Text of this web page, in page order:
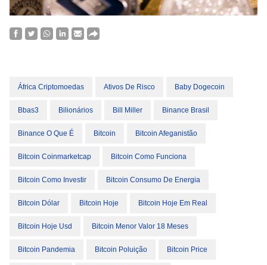
África Criptomoedas Ativos De Risco Baby Dogecoin
Bbas3 Bilionários Bill Miller Binance Brasil
Binance O Que É Bitcoin Bitcoin Afeganistão
Bitcoin Coinmarketcap Bitcoin Como Funciona
Bitcoin Como Investir Bitcoin Consumo De Energia
Bitcoin Dólar Bitcoin Hoje Bitcoin Hoje Em Real
Bitcoin Hoje Usd Bitcoin Menor Valor 18 Meses
Bitcoin Pandemia Bitcoin Poluição Bitcoin Price